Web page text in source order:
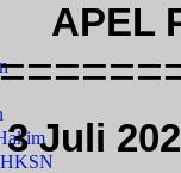
APEL
Juli